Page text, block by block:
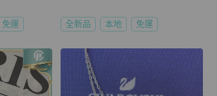
免運 全新品 本地 免運